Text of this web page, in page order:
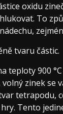
oxidu
To
tvaru částic.
900 °C
volný zinek
tetrapodu,
Tento